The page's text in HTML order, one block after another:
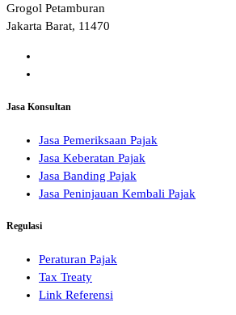
Grogol Petamburan
Jakarta Barat, 11470
Jasa Konsultan
Jasa Pemeriksaan Pajak
Jasa Keberatan Pajak
Jasa Banding Pajak
Jasa Peninjauan Kembali Pajak
Regulasi
Peraturan Pajak
Tax Treaty
Link Referensi